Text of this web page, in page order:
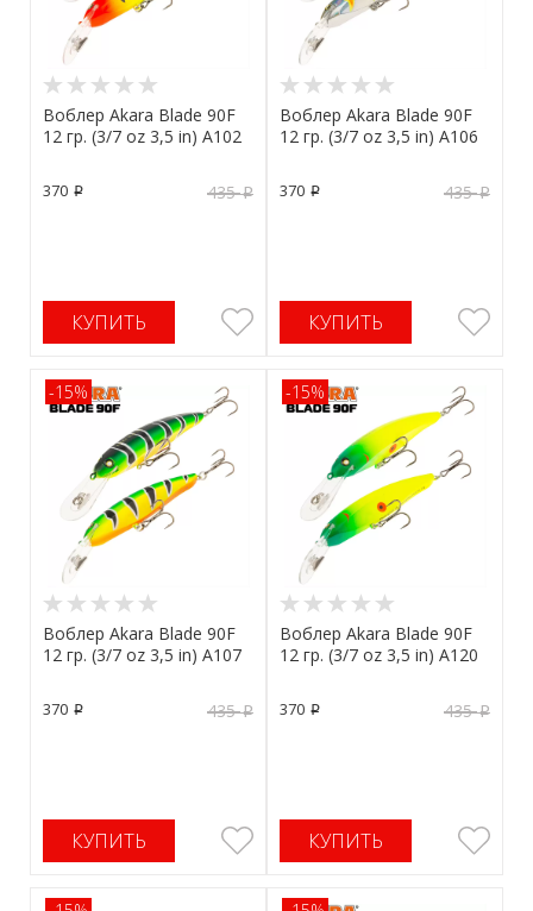
Воблер Akara Blade 90F
12 гр. (3/7 oz 3,5 in) A102
370 p 435 p
КУПИТЬ
Воблер Akara Blade 90F
12 гр. (3/7 oz 3,5 in) A106
370 p 435 p
КУПИТЬ
-15%
Воблер Akara Blade 90F
12 гр. (3/7 oz 3,5 in) A107
370 p 435 p
КУПИТЬ
-15%
Воблер Akara Blade 90F
12 гр. (3/7 oz 3,5 in) A120
370 p 435 p
КУПИТЬ